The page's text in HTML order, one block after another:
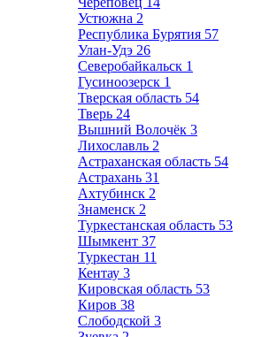
Устюжна 2
Республика Бурятия 57
Улан-Удэ 26
Северобайкальск 1
Гусиноозерск 1
Тверская область 54
Тверь 24
Вышний Волочёк 3
Лихославль 2
Астраханская область 54
Астрахань 31
Ахтубинск 2
Знаменск 2
Туркестанская область 53
Шымкент 37
Туркестан 11
Кентау 3
Кировская область 53
Киров 38
Слободской 3